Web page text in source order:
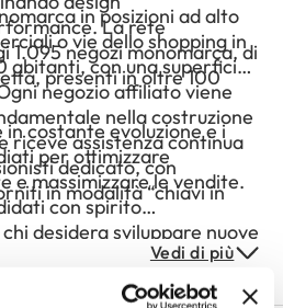
La rete
1.095 negozi monomarca, di
presenti in oltre 100
in posizioni ad alto
o vie dello shopping in
con una superficie
negozio affiliato viene
nella costruzione
riceve assistenza continua
dedicato, con
in modalità “chiavi in
in costante evoluzione e i
per ottimizzare
e massimizzare le vendite.
con spirito
desidera sviluppare nuove
sia a chi ha già esperienza
Vedi di più